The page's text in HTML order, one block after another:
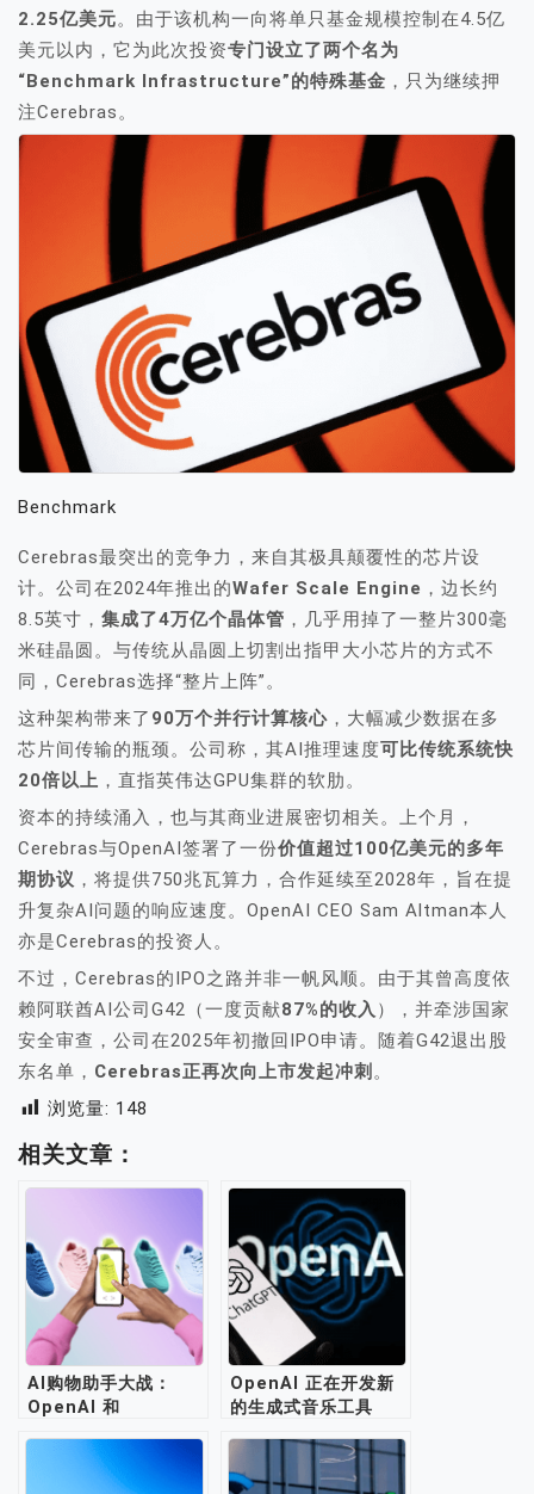
2.25亿美元。由于该机构一向将单只基金规模控制在4.5亿
美元以内，它为此次投资专门设立了两个名为
“Benchmark Infrastructure”的特殊基金 ，只为继续押
注Cerebras。
Benchmark
Cerebras最突出的竞争力，来自其极具颠覆性的芯片设
计。公司在2024年推出的Wafer Scale Engine ，边长约
8.5英寸， 集成了4万亿个晶体管 ，几乎用掉了一整片300毫
米硅晶圆。与传统从晶圆上切割出指甲大小芯片的方式不
同，Cerebras选择“整片上阵”。
这种架构带来了 90万个并行计算核心 ，大幅减少数据在多
芯片间传输的瓶颈。公司称，其AI推理速度可比传统系统快
20倍以上 ，直指英伟达GPU集群的软肋。
资本的持续涌入，也与其商业进展密切相关。上个月，
Cerebras与OpenAI签署了一份价值超过100亿美元的多年
期协议 ，将提供750兆瓦算力，合作延续至2028年，旨在提
升复杂AI问题的响应速度。OpenAI CEO Sam Altman本人
亦是Cerebras的投资人。
不过，Cerebras的IPO之路并非一帆风顺。由于其曾高度依
赖阿联酋AI公司G42（一度贡献87%的收入 ），并牵涉国家
安全审查，公司在2025年初撤回IPO申请。随着G42退出股
东名单， Cerebras正再次向上市发起冲刺 。
浏览量: 148
相关文章：
AI购物助手大战：
OpenAI 和
户青睐？
OpenAI 正在开发新
的生成式音乐工具